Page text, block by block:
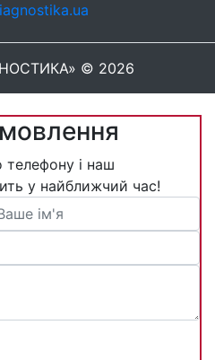
© 2026
і наш
у найближчий час!